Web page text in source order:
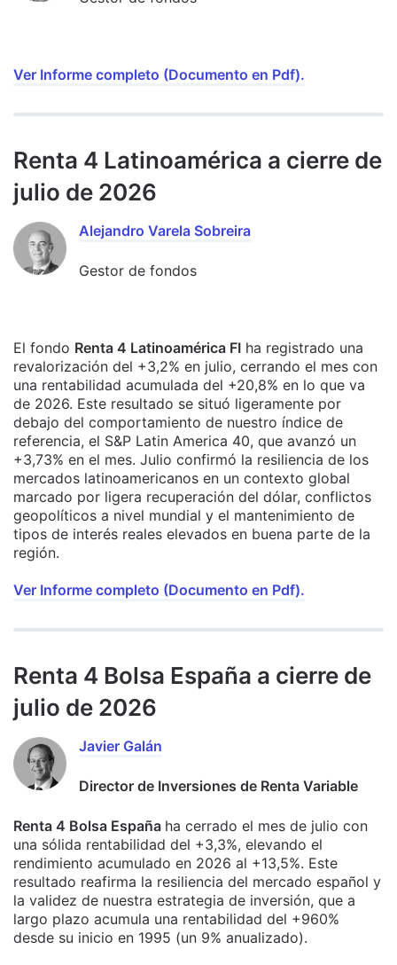
Ver Informe completo (Documento en Pdf).
Renta 4 Latinoamérica a cierre de
julio de 2026
Alejandro Varela Sobreira
Gestor de fondos
El fondo Renta 4 Latinoamérica FI ha registrado una
revalorización del +3,2% en julio, cerrando el mes con
una rentabilidad acumulada del +20,8% en lo que va
de 2026. Este resultado se situó ligeramente por
debajo del comportamiento de nuestro índice de
referencia, el S&P Latin America 40, que avanzó un
+3,73% en el mes. Julio confirmó la resiliencia de los
mercados latinoamericanos en un contexto global
marcado por ligera recuperación del dólar, conflictos
geopolíticos a nivel mundial y el mantenimiento de
tipos de interés reales elevados en buena parte de la
región.
Ver Informe completo (Documento en Pdf).
Renta 4 Bolsa España a cierre de
julio de 2026
Javier Galán
Director de Inversiones de Renta Variable
Renta 4 Bolsa España ha cerrado el mes de julio con
una sólida rentabilidad del +3,3%, elevando el
rendimiento acumulado en 2026 al +13,5%. Este
resultado reafirma la resiliencia del mercado español y
la validez de nuestra estrategia de inversión, que a
largo plazo acumula una rentabilidad del +960%
desde su inicio en 1995 (un 9% anualizado).